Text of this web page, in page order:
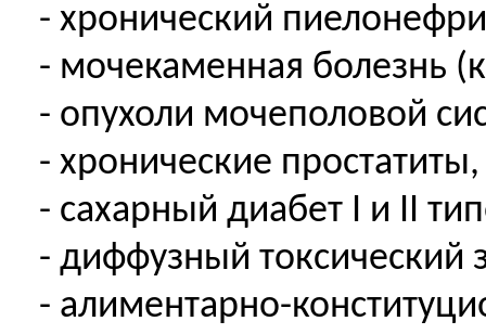
- хронический
- мочекаменная болезнь
- опухоли мочеполовой
- хронические
- сахарный диабет I и II
- диффузный токсический
- алиментарно-